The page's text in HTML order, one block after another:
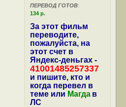
ПЕРЕВОД ГОТОВ:
134 р.
За этот фильм
переводите,
пожалуйста, на
этот счет в
Яндекс-деньгах -
41001485257337
и пишите, кто и
когда перевел в
теме или Магда в
ЛС